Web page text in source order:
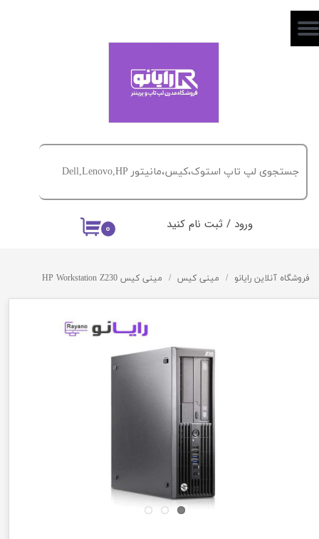
۰ ورود / ثبت نام کنید
حساب کاربری من
خروج از حساب کاربری
فروشگاه آنلاین رایانو مینی کیس مینی کیس HP Workstation Z230